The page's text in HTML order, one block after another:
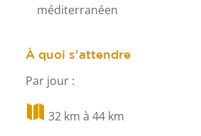
méditerranéen
À quoi s'attendre
Par jour :
 32 km à 44 km